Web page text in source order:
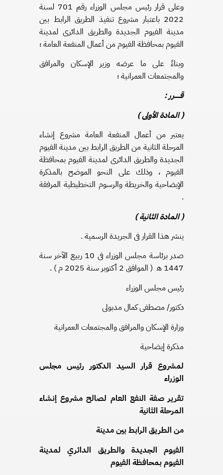
وعلى قرار رئيس مجلس الوزراء رقم 701 لسنة
2022 باعتبار مشروع تنفيذ الطريق الرابط بين
مدينة الفيوم الجديدة والطريق الدائرى لمدينة
الفيوم بمحافظة الفيوم من أعمال المنفعة العامة ؛
وبناءً على ما عرضه وزير الإسكان والمرافق
والمجتمعات العمرانية ؛
قـــــرر :
( المادة الأولى )
يعتبر من أعمال المنفعة العامة مشروع إنشاء
المرحلة الثانية من الطريق الرابط بين مدينة الفيوم
الجديدة والطريق الدائرى لمدينة الفيوم بمحافظة
الفيوم ، وذلك على النحو الموضح بالمذكرة
الإيضاحية والخريطة والرسوم التخطيطية المرفقة
.
( المادة الثانية )
ينشر هذا القرار فى الجريدة الرسمية .
صدر برئاسة مجلس الوزراء فى 10 ربيع الآخر سنة
1447 ﻫ
( الموافق 2 أكتوبر سنة 2025 م ) .
رئيس مجلس الوزراء
دكتور/ مصطفى كمال مدبولى
وزارة الإسكان والمرافق والمجتمعات العمرانية
مذكرة إيضاحية
لمشروع قرار السيد الدكتور رئيس مجلس
الوزراء
تقرير صفة النفع العام لصالح مشروع إنشاء
المرحلة الثانية
من الطريق الرابط بين مدينة
الفيوم الجديدة والطريق الدائري لمدينة
الفيوم بمحافظة الفيوم